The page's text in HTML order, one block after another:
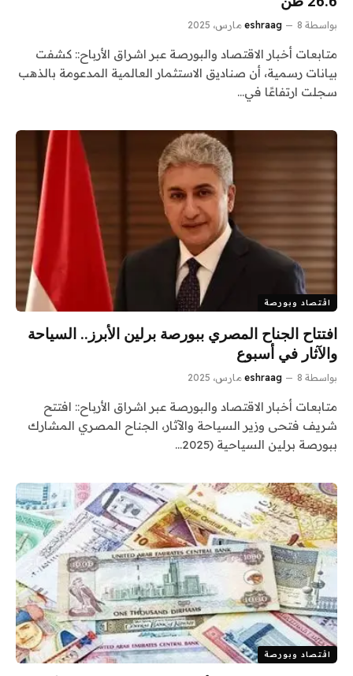
بواسطة eshraag 8 مارس، 2025
متابعات أخبار الاقتصاد والبورصة عبر اشراق الأرباح:: كشفت
بيانات رسمية، أن صناديق الاستثمار العالمية المدعومة بالذهب
سجلت ارتفاعًا في…
اقتصاد وبورصة
افتتاح الجناح المصري ببورصة برلين الأبرز.. السياحة
والآثار في أسبوع
بواسطة eshraag 8 مارس، 2025
متابعات أخبار الاقتصاد والبورصة عبر اشراق الأرباح:: افتتح
شريف فتحى وزير السياحة والآثار، الجناح المصري المشارك
ببورصة برلين السياحية (2025…
اقتصاد وبورصة